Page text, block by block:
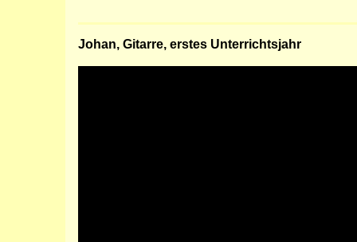
Johan, Gitarre, erstes Unterrichtsjahr